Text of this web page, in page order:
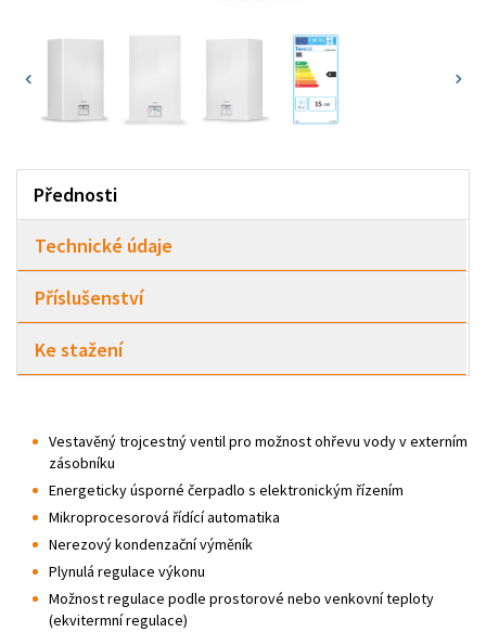
Přednosti
Technické údaje
Příslušenství
Ke stažení
Vestavěný trojcestný ventil pro možnost ohřevu vody v externím
zásobníku
Energeticky úsporné čerpadlo s elektronickým řízením
Mikroprocesorová řídící automatika
Nerezový kondenzační výměník
Plynulá regulace výkonu
Možnost regulace podle prostorové nebo venkovní teploty
(ekvitermní regulace)